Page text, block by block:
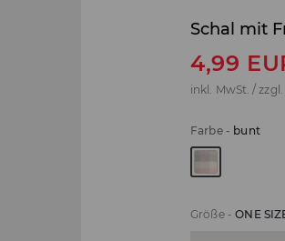
Schal mit
4,99
inkl. MwSt. / zzgl.
Farbe- bunt
Größe-ONE